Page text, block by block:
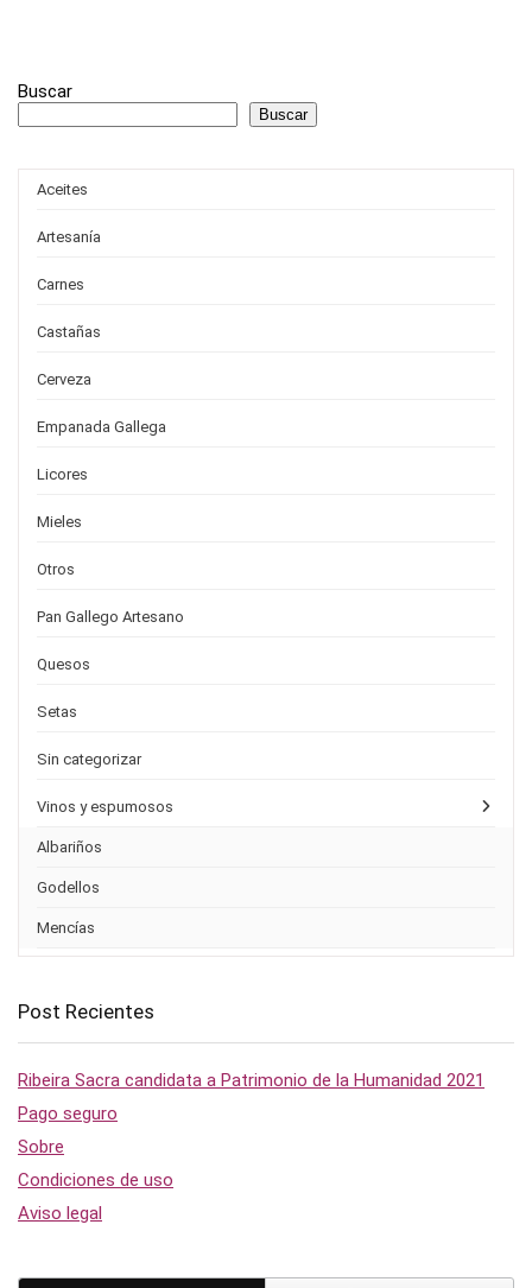
Buscar
Buscar
Aceites
Artesanía
Carnes
Castañas
Cerveza
Empanada Gallega
Licores
Mieles
Otros
Pan Gallego Artesano
Quesos
Setas
Sin categorizar
Vinos y espumosos
Albariños
Godellos
Mencías
Post Recientes
Ribeira Sacra candidata a Patrimonio de la Humanidad 2021
Pago seguro
Sobre
Condiciones de uso
Aviso legal